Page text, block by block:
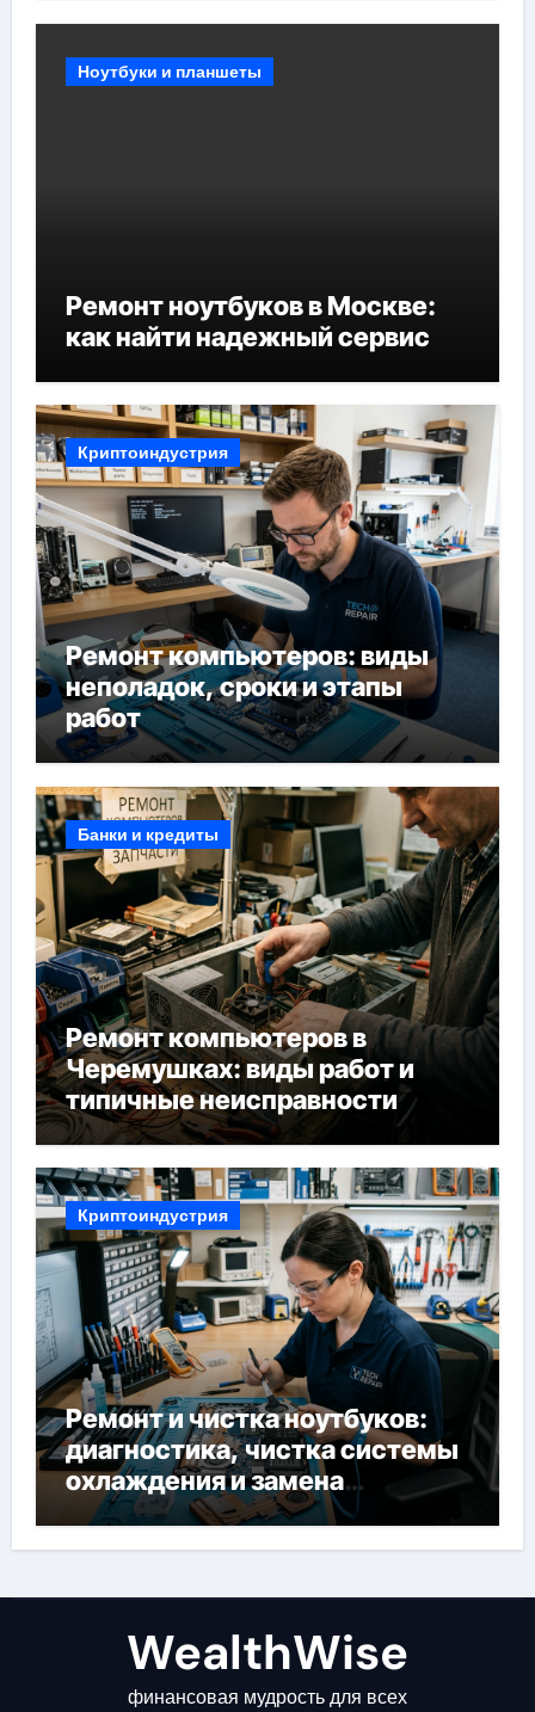
Ноутбуки и планшеты
Ремонт ноутбуков в Москве:
как найти надежный сервис
Криптоиндустрия
Ремонт компьютеров: виды
неполадок, сроки и этапы
работ
Банки и кредиты
Ремонт компьютеров в
Черемушках: виды работ и
типичные неисправности
Криптоиндустрия
Ремонт и чистка ноутбуков:
диагностика, чистка системы
охлаждения и замена
компонентов
WealthWise
финансовая мудрость для всех